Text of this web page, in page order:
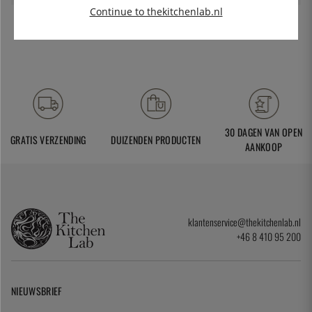
GRATIS VERZENDING DUIZENDEN PRODUCTEN
30 DAGEN VAN OPEN
AANKOOP
klantenservice@thekitchenlab.nl
+46 8 410 95 200
NIEUWSBRIEF
Continue to thekitchenlab.nl